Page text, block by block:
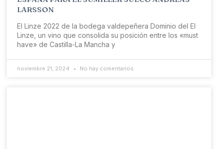
LARSSON
El Linze 2022 de la bodega valdepeñera Dominio del El
Linze, un vino que consolida su posición entre los «must
have» de Castilla-La Mancha y
noviembre 21, 2024 No hay comentarios